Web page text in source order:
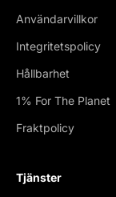
Användarvillkor
Integritetspolicy
Hållbarhet
1% For The Planet
Fraktpolicy
Tjänster